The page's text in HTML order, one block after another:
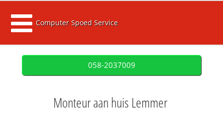
Computer Spoed Service
058-2037009
Monteur aan huis Lemmer